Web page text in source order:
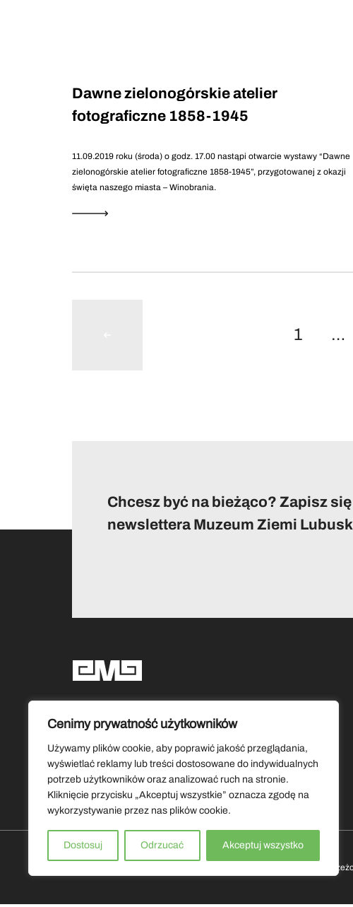
Cenimy prywatność użytkowników
Używamy plików cookie, aby poprawić jakość przeglądania,
wyświetlać reklamy lub treści dostosowane do indywidualnych
potrzeb użytkowników oraz analizować ruch na stronie.
Kliknięcie przycisku „Akceptuj wszystkie” oznacza zgodę na
wykorzystywanie przez nas plików cookie.
Dostosuj Odrzucać Akceptuj wszystko
Dawne zielonogórskie atelier
fotograficzne 1858-1945
11.09.2019 roku (środa) o godz. 17.00 nastąpi otwarcie wystawy “Dawne
zielonogórskie atelier fotograficzne 1858-1945”, przygotowanej z okazji
święta naszego miasta – Winobrania.
1 …
Chcesz być na bieżąco? Zapisz
newslettera Muzeum Ziemi
Social media
Copyrights by Muzeum Ziemi Lubuskiej 2026. Wszystkie prawa